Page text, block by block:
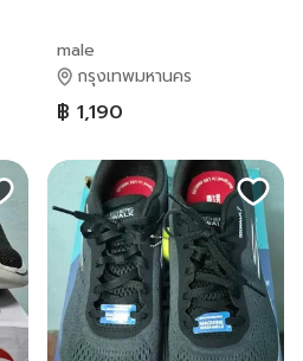
male
กรุงเทพมหานคร
฿ 1,190